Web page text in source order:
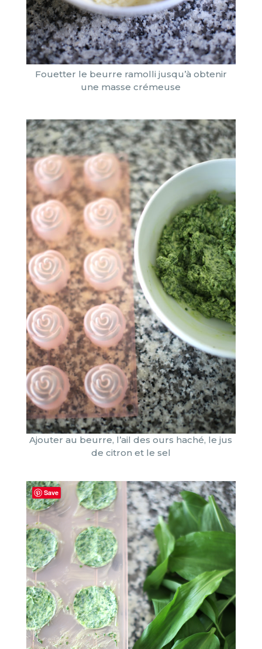
Fouetter le beurre ramolli jusqu’à obtenir
une masse crémeuse
Ajouter au beurre, l’ail des ours haché, le jus
de citron et le sel
Save